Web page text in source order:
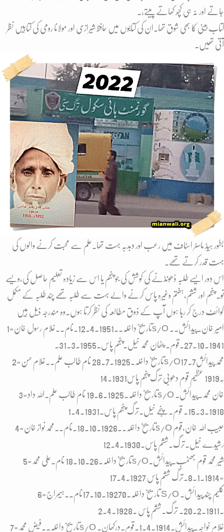
جاتے اور نہ ہی کچھ کھاتے پیتے،۔
کتاب بینی کا بھی شوق تھا۔ان کی کتابوں میں حافظ شیرازی اور مولانا رومی کی کتابیں نظر
آتی تھیں۔
بطور ہیڈ ماسٹر اسٹاف میں رعب اور دبدبہ بہت تھا۔علم سے محبت کرنے والوں کی
بہت قدر کرتے تھے۔
اس دور ایسے طلبہ ڈھونڈنے کی کوشش کی جو پنجم یا اس سے زیادہ تعلیم حاصل کی،ویسے
تو۔ پنجم اور ششم،ہفتم وغیرہ پاس کرنے والے بہت سے طلبہ تھے چند طلبہ کے مکمل
کوائف درج کر رہا ہوں آپ کے ذوق مطالعہ کی نظر کرتا ہوں۔وہ مندرجہ ذیل ہیں
1=تاریخ داخلہ۔۔12.4.1951.نام۔۔غلام رسول خانs/o امیر خان۔پیدائش۔۔
27.10.1941.قوم۔ پٹھان محمد خیل۔پنجم پاس۔31.3.1955۔
2=تاریخ داخلہ۔28.7.1925 نام طالب علم۔۔غلام حسنs/oمحمد پیدائش17.7
3=تاریخ داخلہ۔19.6.1925 نام طالب علم۔اللہ دادs/o خان محمد۔پیدائش۔
15.3.1918۔ قوم۔پنجے خیل۔ترگ پنجم پاس۔1.4.1931
4=تاریخ داخلہ۔۔18.10.1926۔نام۔۔محمد نواز خانs/o حبیب اللہ خان،قوم
رشیدے خیل۔ترگ۔ششم پاس۔12.4.1930
5=تاریخ داخلہ۔18.10.26 نام۔علی محمدs/oشیر محمد قوم بھنمب۔پیدائش۔
8.1.1914۔ترگ ششم پاس 17.4.1927=
6=تاریخ داخلہ۔17.10.19270نام۔۔ہیمراج S/o کلیم چند پیدائش۔
7=تاریخ داخلہ۔۔فیض محمدs/o غلام خواجہ۔پیدائش۔1.4.1914.قوم۔درکھان۔